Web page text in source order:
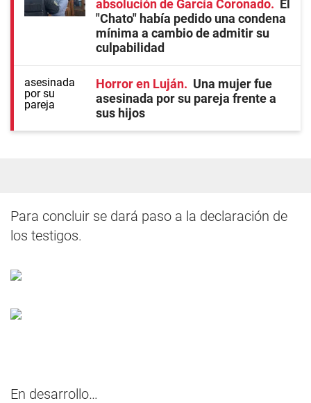
absolución de García Coronado
El
"Chato" había pedido una condena
mínima a cambio de admitir su
culpabilidad
Horror en Luján
Una mujer fue
asesinada por su pareja frente a
sus hijos
Para concluir se dará paso a la declaración de
los testigos.
En desarrollo…